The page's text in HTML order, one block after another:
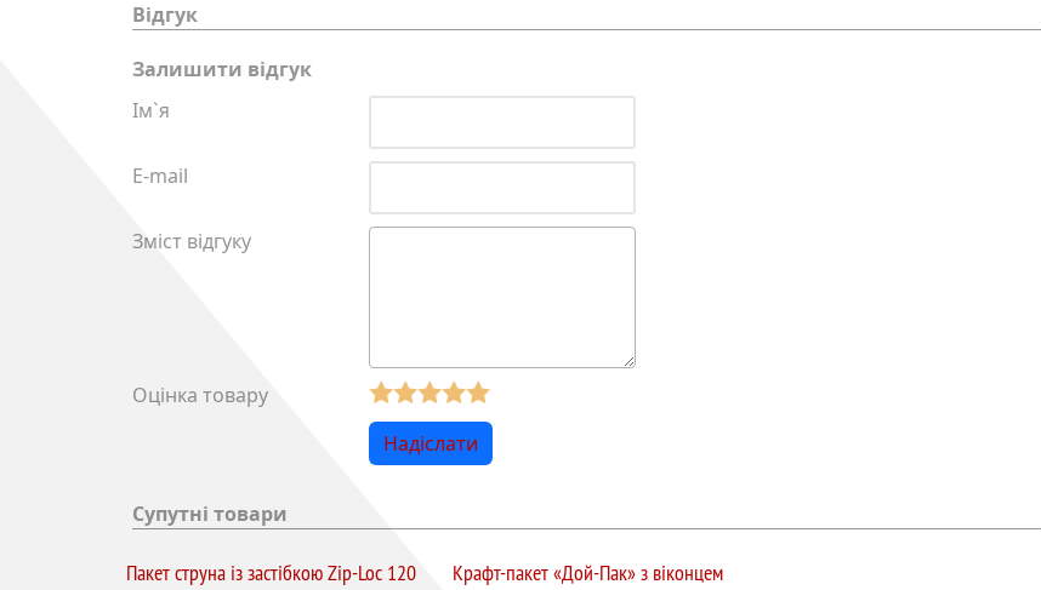
Відгук
Залишити відгук
Ім`я
E-mail
Зміст відгуку
Оцінка товару
Супутні товари
Пакет струна із застібкою Zip-Loc 120
Крафт-пакет «Дой-Пак» з віконцем